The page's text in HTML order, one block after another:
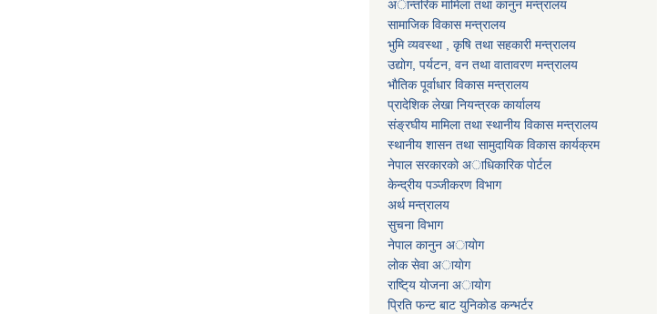
अान्तरिक मामिला तथा कानुन मन्त्रालय
सामाजिक विकास मन्त्रालय
भुमि व्यवस्था , कृषि तथा सहकारी मन्त्रालय
उद्याेग, पर्यटन, वन तथा वातावरण मन्त्रालय
भाैतिक पूर्वाधार विकास मन्त्रालय
प्रादेशिक लेखा नियन्त्रक कार्यालय
संङ्रघीय मामिला तथा स्थानीय विकास मन्त्रालय
स्थानीय शासन तथा सामुदायिक विकास कार्यक्रम
नेपाल सरकारकाे अाधिकारिक पाेर्टल
केन्द्रीय पञ्जीकरण विभाग
अर्थ मन्त्रालय
सुचना विभाग
नेपाल कानुन अायाेग
लाेक सेवा अायाेग
राष्टि्य याेजना अायाेग
प्रिति फन्ट बाट युनिकाेड कन्भर्टर